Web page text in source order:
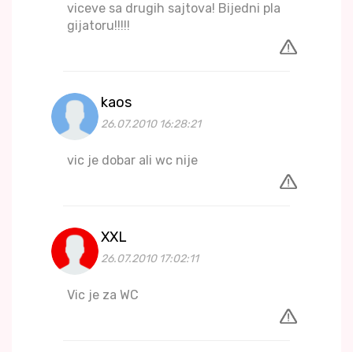
viceve sa drugih sajtova! Bijedni pla
gijatoru!!!!!
kaos
26.07.2010 16:28:21
vic je dobar ali wc nije
XXL
26.07.2010 17:02:11
Vic je za WC